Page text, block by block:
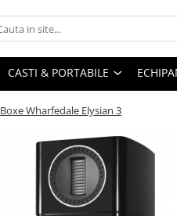
CASTI & PORTABILE
Boxe Wharfedale Elysian 3